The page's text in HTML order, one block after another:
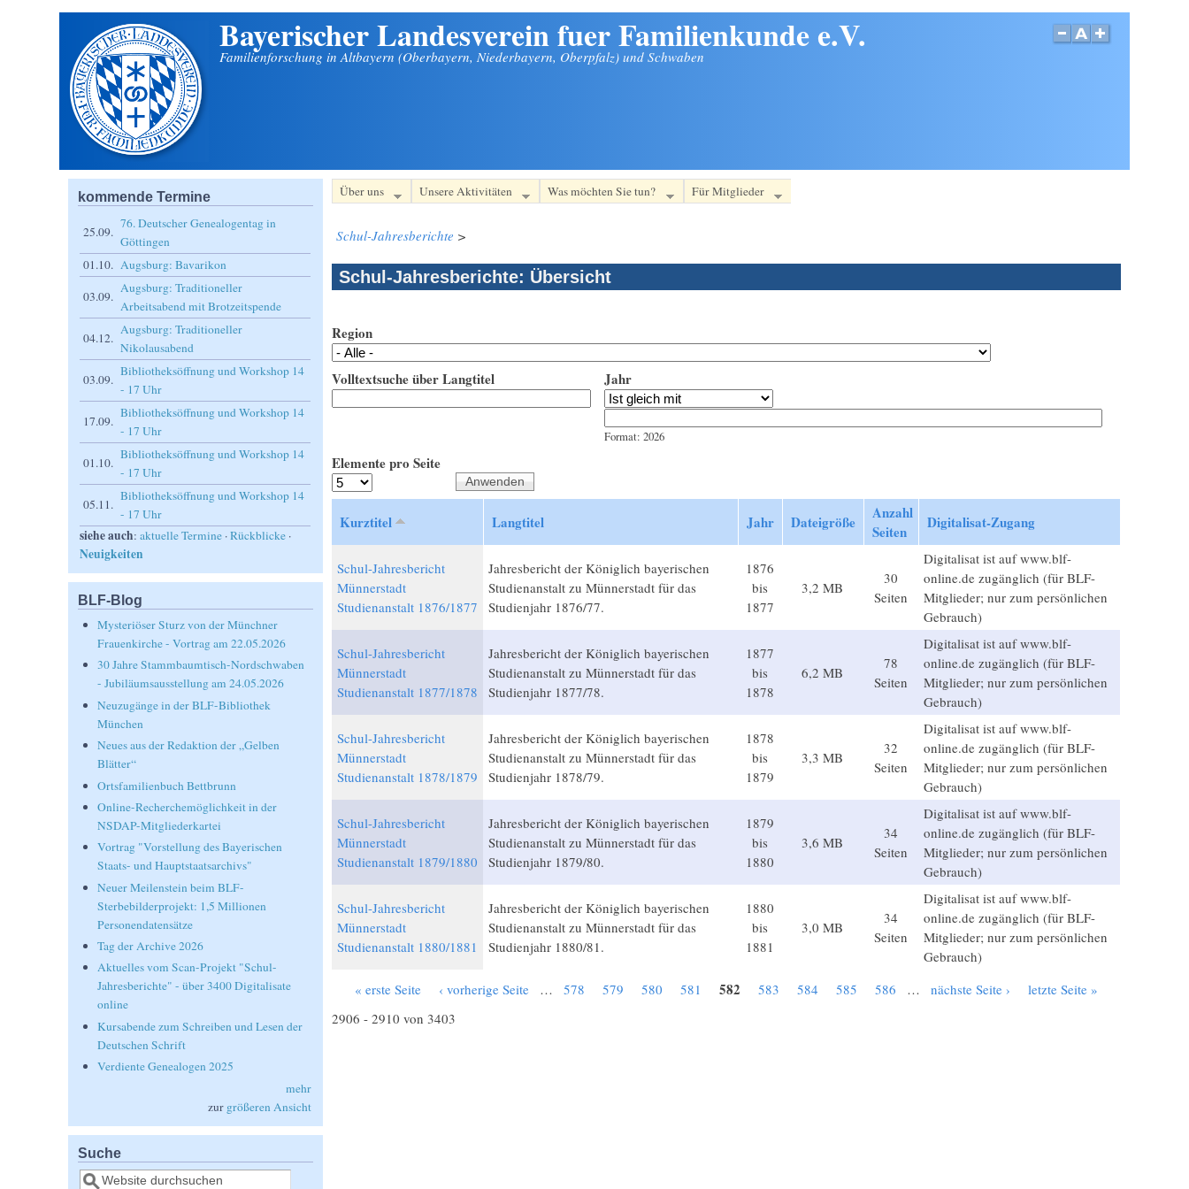
Bayerischer Landesverein fuer Familienkunde e.V.
Familienforschung in Altbayern (Oberbayern, Niederbayern, Oberpfalz) und Schwaben
Über uns Unsere Aktivitäten Was möchten Sie tun? Für Mitglieder
Schul-Jahresberichte >
Schul-Jahresberichte: Übersicht
Region
Volltextsuche über Langtitel
Jahr
Format: 2026
Elemente pro Seite
Kurztitel Langtitel Jahr Dateigröße
Anzahl
Seiten
Digitalisat-Zugang
Schul-Jahresbericht
Münnerstadt
Studienanstalt 1876/1877
Jahresbericht der Königlich bayerischen
Studienanstalt zu Münnerstadt für das
Studienjahr 1876/77.
1876
bis
1877
3,2 MB
30
Seiten
Digitalisat ist auf www.blf-
online.de zugänglich (für BLF-
Mitglieder; nur zum persönlichen
Gebrauch)
Schul-Jahresbericht
Münnerstadt
Studienanstalt 1877/1878
Jahresbericht der Königlich bayerischen
Studienanstalt zu Münnerstadt für das
Studienjahr 1877/78.
1877
bis
1878
6,2 MB
78
Seiten
Digitalisat ist auf www.blf-
online.de zugänglich (für BLF-
Mitglieder; nur zum persönlichen
Gebrauch)
Schul-Jahresbericht
Münnerstadt
Studienanstalt 1878/1879
Jahresbericht der Königlich bayerischen
Studienanstalt zu Münnerstadt für das
Studienjahr 1878/79.
1878
bis
1879
3,3 MB
32
Seiten
Digitalisat ist auf www.blf-
online.de zugänglich (für BLF-
Mitglieder; nur zum persönlichen
Gebrauch)
Schul-Jahresbericht
Münnerstadt
Studienanstalt 1879/1880
Jahresbericht der Königlich bayerischen
Studienanstalt zu Münnerstadt für das
Studienjahr 1879/80.
1879
bis
1880
3,6 MB
34
Seiten
Digitalisat ist auf www.blf-
online.de zugänglich (für BLF-
Mitglieder; nur zum persönlichen
Gebrauch)
Schul-Jahresbericht
Münnerstadt
Studienanstalt 1880/1881
Jahresbericht der Königlich bayerischen
Studienanstalt zu Münnerstadt für das
Studienjahr 1880/81.
1880
bis
1881
3,0 MB
34
Seiten
Digitalisat ist auf www.blf-
online.de zugänglich (für BLF-
Mitglieder; nur zum persönlichen
Gebrauch)
Seiten
« erste Seite ‹ vorherige Seite … 578 579 580 581 582 583 584 585 586 … nächste Seite ›
letzte Seite »
2906 - 2910 von 3403
kommende Termine
25.09.
76. Deutscher Genealogentag in
Göttingen
01.10. Augsburg: Bavarikon
03.09.
Augsburg: Traditioneller
Arbeitsabend mit Brotzeitspende
04.12.
Augsburg: Traditioneller
Nikolausabend
03.09.
Bibliotheksöffnung und Workshop 14
- 17 Uhr
17.09.
Bibliotheksöffnung und Workshop 14
- 17 Uhr
01.10.
Bibliotheksöffnung und Workshop 14
- 17 Uhr
05.11.
Bibliotheksöffnung und Workshop 14
- 17 Uhr
siehe auch:aktuelle Termine ·Rückblicke ·
Neuigkeiten
BLF-Blog
Mysteriöser Sturz von der Münchner
Frauenkirche - Vortrag am 22.05.2026
30 Jahre Stammbaumtisch-Nordschwaben
- Jubiläumsausstellung am 24.05.2026
Neuzugänge in der BLF-Bibliothek
München
Neues aus der Redaktion der „Gelben
Blätter“
Ortsfamilienbuch Bettbrunn
Online-Recherchemöglichkeit in der
NSDAP-Mitgliederkartei
Vortrag "Vorstellung des Bayerischen
Staats- und Hauptstaatsarchivs"
Neuer Meilenstein beim BLF-
Sterbebilderprojekt: 1,5 Millionen
Personendatensätze
Tag der Archive 2026
Aktuelles vom Scan-Projekt "Schul-
Jahresberichte" - über 3400 Digitalisate
online
Kursabende zum Schreiben und Lesen der
Deutschen Schrift
Verdiente Genealogen 2025
mehr
zur größeren Ansicht
Suche
Suche